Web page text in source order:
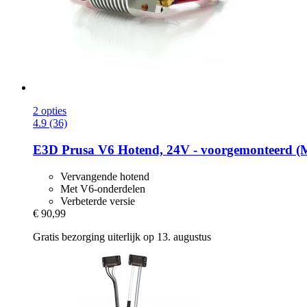
2 opties
4.9 (36)
E3D Prusa V6 Hotend, 24V -​ voorgemonteerd
Vervangende hotend
Met V6-onderdelen
Verbeterde versie
€ 90,99
Gratis bezorging uiterlijk op 13. augustus